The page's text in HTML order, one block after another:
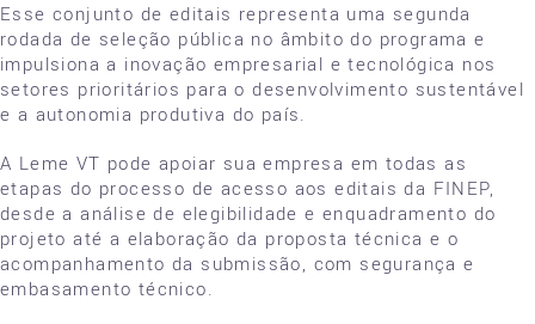
Esse conjunto de editais representa uma segunda
rodada de seleção pública no âmbito do programa e
impulsiona a inovação empresarial e tecnológica nos
setores prioritários para o desenvolvimento sustentável
e a autonomia produtiva do país.
A Leme VT pode apoiar sua empresa em todas as
etapas do processo de acesso aos editais da FINEP,
desde a análise de elegibilidade e enquadramento do
projeto até a elaboração da proposta técnica e o
acompanhamento da submissão, com segurança e
embasamento técnico.